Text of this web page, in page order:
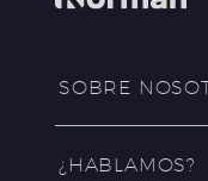
SOBRE
¿HABLAMOS?